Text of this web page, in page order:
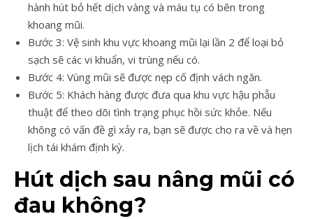
hành hút bỏ hết dịch vàng và máu tụ có bên trong
khoang mũi.
Bước 3: Vệ sinh khu vực khoang mũi lại lần 2 để loại bỏ
sạch sẽ các vi khuẩn, vi trùng nếu có.
Bước 4: Vùng mũi sẽ được nẹp cố định vách ngăn.
Bước 5: Khách hàng được đưa qua khu vực hậu phẫu
thuật để theo dõi tình trạng phục hồi sức khỏe. Nếu
không có vấn đề gì xảy ra, bạn sẽ được cho ra về và hẹn
lịch tái khám định kỳ.
Hút dịch sau nâng mũi có
đau không?